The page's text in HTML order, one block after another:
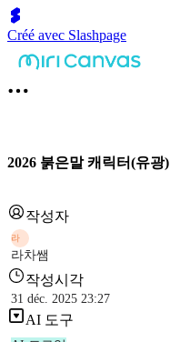
Créé avec Slashpage
2026 붉은말 캐릭터(유광)
작성자
라
라차쌤
작성시각
31 déc. 2025 23:27
AI 도구